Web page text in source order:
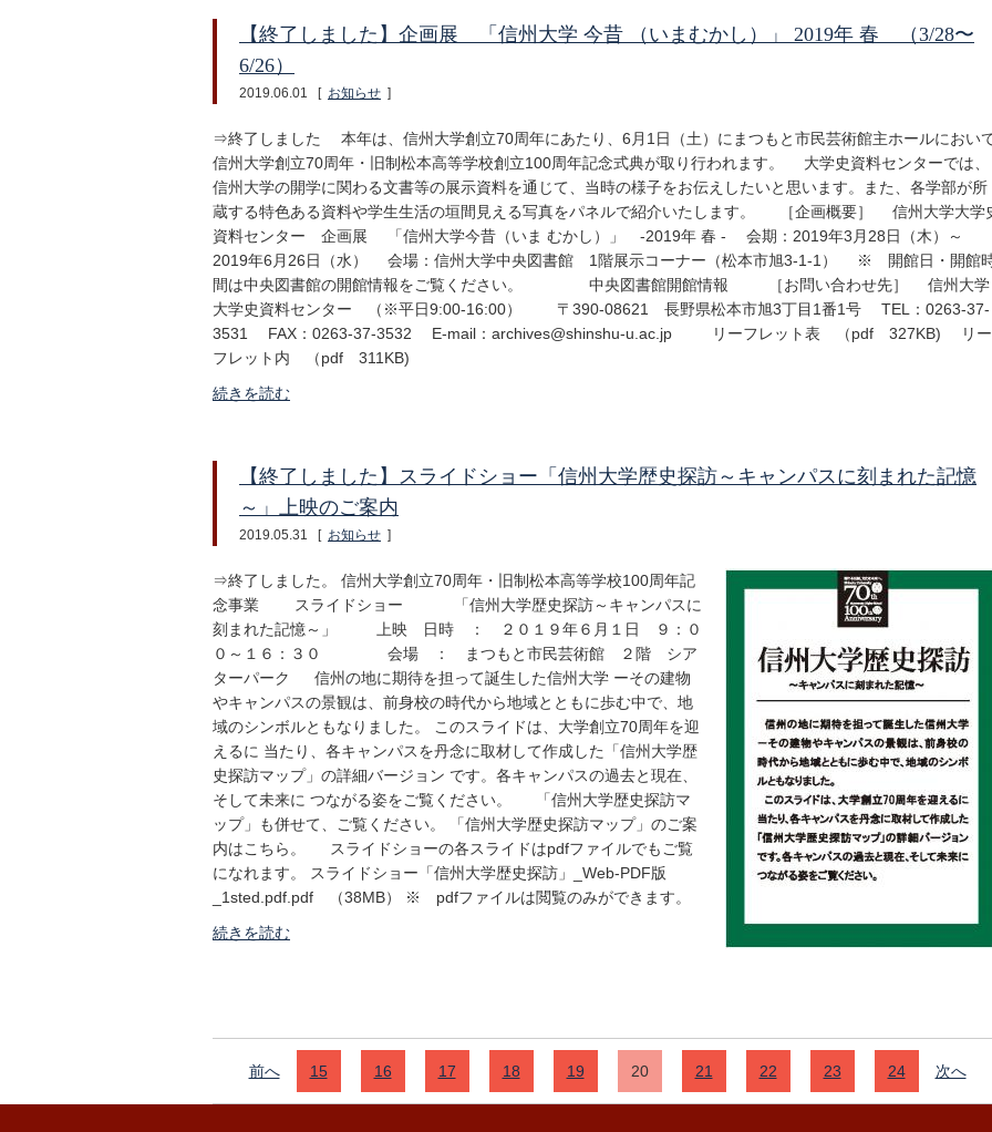
【終了しました】企画展 「信州大学 今昔 （いまむかし）」 2019年 春 （3/28〜
6/26）
2019.06.01 [ お知らせ ]
⇒終了しました 本年は、信州大学創立70周年にあたり、6月1日（土）にまつもと市民芸術館主ホールにおい
信州大学創立70周年・旧制松本高等学校創立100周年記念式典が取り行われます。 大学史資料センターでは、
信州大学の開学に関わる文書等の展示資料を通じて、当時の様子をお伝えしたいと思います。また、各学部が所
蔵する特色ある資料や学生生活の垣間見える写真をパネルで紹介いたします。 ［企画概要］ 信州大学大学
資料センター 企画展 「信州大学今昔（いま むかし）」 -2019年 春 - 会期：2019年3月28日（木）～
2019年6月26日（水） 会場：信州大学中央図書館 1階展示コーナー（松本市旭3-1-1） ※ 開館日・開館
間は中央図書館の開館情報をご覧ください。 中央図書館開館情報 ［お問い合わせ先］ 信州大学
大学史資料センター （※平日9:00-16:00） 〒390-08621 長野県松本市旭3丁目1番1号 TEL：0263-37-
3531 FAX：0263-37-3532 E-mail：archives@shinshu-u.ac.jp リーフレット表 （pdf 327KB) リー
フレット内 （pdf 311KB)
続きを読む
【終了しました】スライドショー「信州大学歴史探訪～キャンパスに刻まれた記憶
～」上映のご案内
2019.05.31 [ お知らせ ]
⇒終了しました。 信州大学創立70周年・旧制松本高等学校100周年記
念事業 スライドショー 「信州大学歴史探訪～キャンパスに
刻まれた記憶～」 上映 日時 ： ２０１９年６月１日 ９：０
０～１６：３０ 会場 ： まつもと市民芸術館 ２階 シア
ターパーク 信州の地に期待を担って誕生した信州大学 ーその建物
やキャンパスの景観は、前身校の時代から地域とともに歩む中で、地
域のシンボルともなりました。 このスライドは、大学創立70周年を迎
えるに 当たり、各キャンパスを丹念に取材して作成した「信州大学歴
史探訪マップ」の詳細バージョン です。各キャンパスの過去と現在、
そして未来に つながる姿をご覧ください。 「信州大学歴史探訪マ
ップ」も併せて、ご覧ください。 「信州大学歴史探訪マップ」のご案
内はこちら。 スライドショーの各スライドはpdfファイルでもご覧
になれます。 スライドショー「信州大学歴史探訪」_Web-PDF版
_1sted.pdf.pdf （38MB） ※ pdfファイルは閲覧のみができます。
続きを読む
前へ 15 16 17 18 19 20 21 22 23 24 次へ